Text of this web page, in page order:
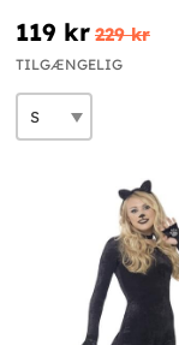
119 kr 229 kr
TILGÆNGELIG